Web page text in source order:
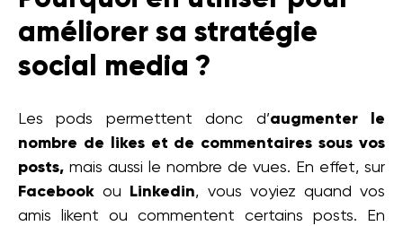
améliorer sa stratégie
social media ?
Les pods permettent donc d’augmenter le
nombre de likes et de commentaires sous vos
posts, mais aussi le nombre de vues. En effet, sur
Facebook ou Linkedin, vous voyiez quand vos
amis likent ou commentent certains posts. En